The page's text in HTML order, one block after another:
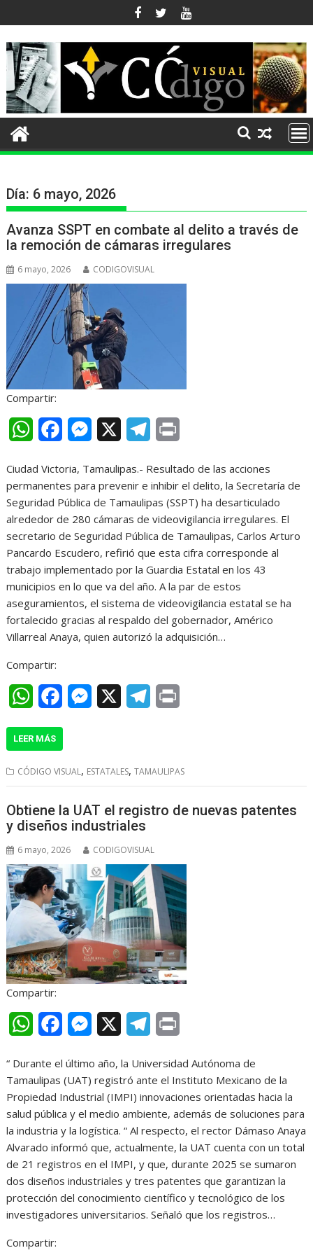
al
contenido
Día: 6 mayo, 2026
Avanza SSPT en combate al delito a través de
la remoción de cámaras irregulares
6 mayo, 2026 CODIGOVISUAL
Compartir:
W
a
t
s
A
p
p
c
e
b
o
o
M
s
s
e
n
g
e
r
l
e
g
r
a
i
n
t
Ciudad Victoria, Tamaulipas.- Resultado de las acciones
permanentes para prevenir e inhibir el delito, la Secretaría de
Seguridad Pública de Tamaulipas (SSPT) ha desarticulado
alrededor de 280 cámaras de videovigilancia irregulares. El
secretario de Seguridad Pública de Tamaulipas, Carlos Arturo
Pancardo Escudero, refirió que esta cifra corresponde al
trabajo implementado por la Guardia Estatal en los 43
municipios en lo que va del año. A la par de estos
aseguramientos, el sistema de videovigilancia estatal se ha
fortalecido gracias al respaldo del gobernador, Américo
Villarreal Anaya, quien autorizó la adquisición…
Compartir:
W
a
t
s
A
p
e
b
o
M
s
e
n
e
g
r
m
n
t
LEER MÁS
CÓDIGO VISUAL, ESTATALES,TAMAULIPAS
Obtiene la UAT el registro de nuevas patentes
y diseños industriales
6 mayo, 2026 CODIGOVISUAL
Compartir:
W
a
t
s
A
p
c
e
b
o
o
k
M
s
s
e
n
g
r
l
e
g
r
a
m
i
n
t
“ Durante el último año, la Universidad Autónoma de
Tamaulipas (UAT) registró ante el Instituto Mexicano de la
Propiedad Industrial (IMPI) innovaciones orientadas hacia la
salud pública y el medio ambiente, además de soluciones para
la industria y la logística. “ Al respecto, el rector Dámaso Anaya
Alvarado informó que, actualmente, la UAT cuenta con un total
de 21 registros en el IMPI, y que, durante 2025 se sumaron
dos diseños industriales y tres patentes que garantizan la
protección del conocimiento científico y tecnológico de los
investigadores universitarios. Señaló que los registros…
Compartir: